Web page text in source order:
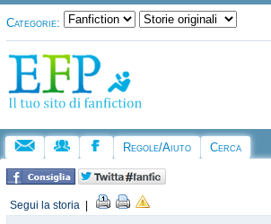
Categorie:
Regole/Aiuto Cerca
Segui la storia